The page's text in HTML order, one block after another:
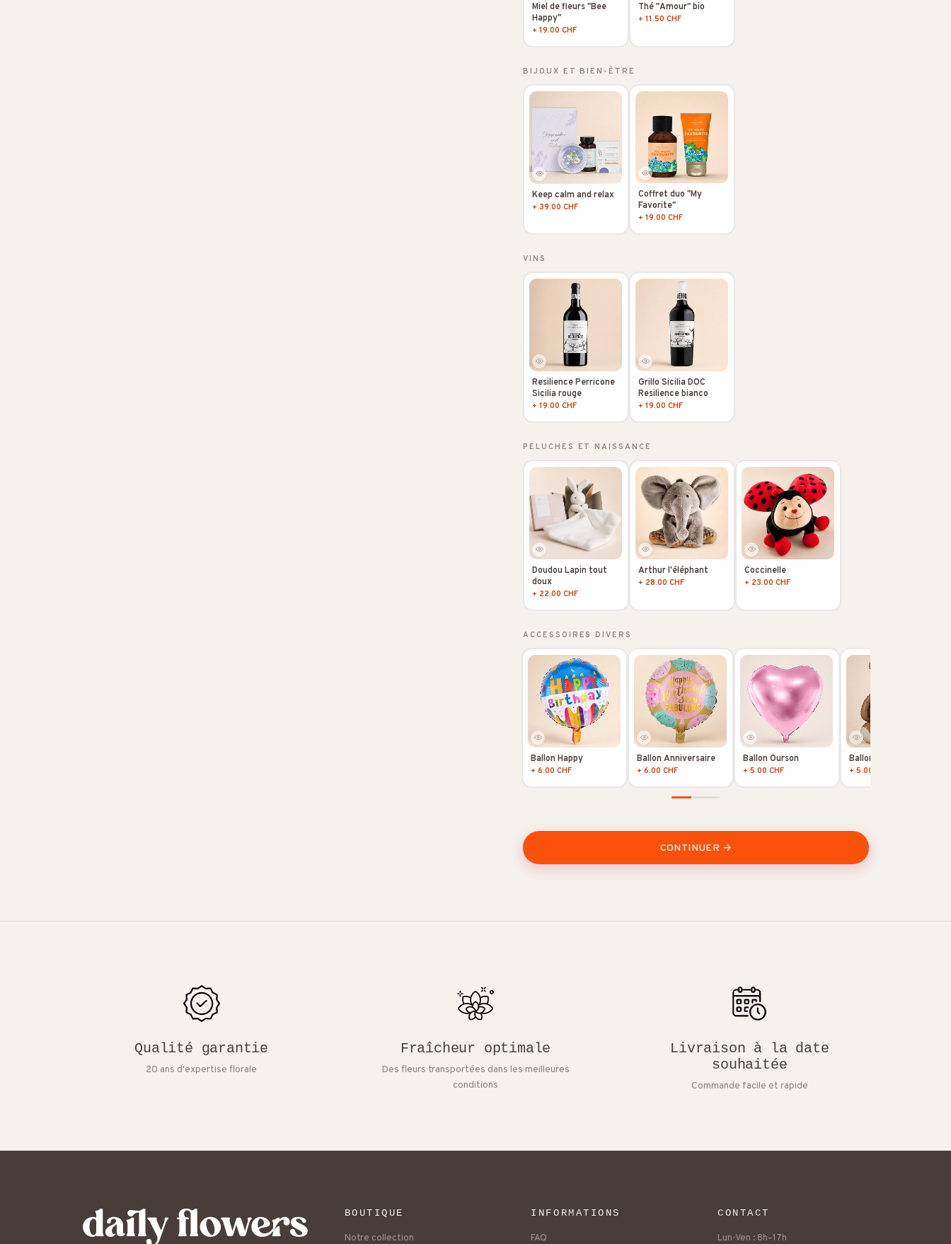
Miel de fleurs "Bee
Happy"
+ 19.00 CHF
Thé "Amour" bio
+ 11.50 CHF
BIJOUX ET BIEN-ÊTRE
Keep calm and relax
+ 39.00 CHF
Coffret duo "My
Favorite"
+ 19.00 CHF
VINS
Resilience Perricone
Sicilia rouge
+ 19.00 CHF
Grillo Sicilia DOC
Resilience bianco
+ 19.00 CHF
PELUCHES ET NAISSANCE
Doudou Lapin tout
doux
+ 22.00 CHF
Arthur l'éléphant
+ 28.00 CHF
Coccinelle
+ 23.00 CHF
ACCESSOIRES DIVERS
Ballon Happy
+ 6.00 CHF
Ballon Anniversaire
+ 6.00 CHF
Ballon Ourson
+ 5.00 CHF
Ballon Ourson
+ 5.00 CHF
CONTINUER →
Qualité garantie
20 ans d'expertise florale
Fraîcheur optimale
Des fleurs transportées dans les meilleures
conditions
Livraison à la date
souhaitée
Commande facile et rapide
BOUTIQUE
Notre collection
INFORMATIONS
FAQ
CONTACT
Lun-Ven : 8h–17h